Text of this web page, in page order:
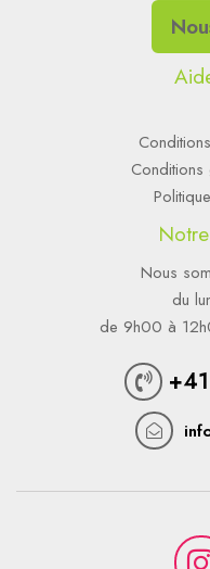
Conditions
Nous
du
de 9h00 à